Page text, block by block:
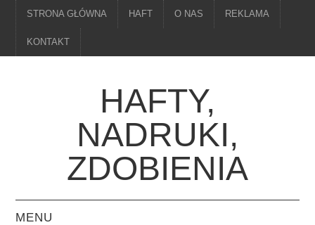
STRONA GŁÓWNA HAFT O NAS REKLAMA
KONTAKT
HAFTY,
NADRUKI,
ZDOBIENIA
MENU